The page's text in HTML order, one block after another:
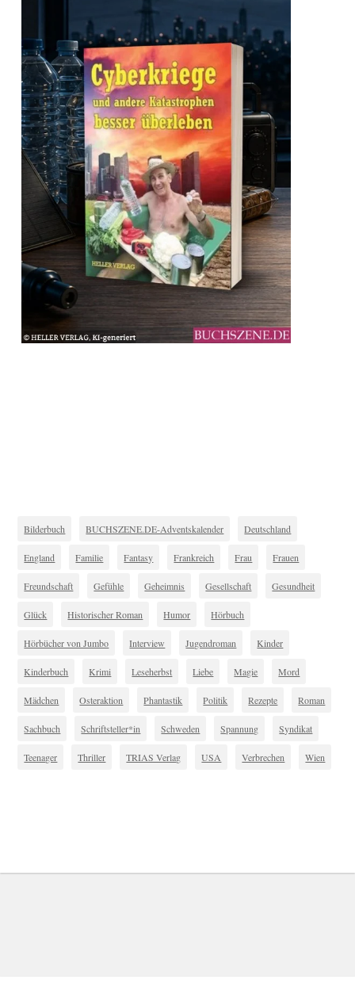
Bilderbuch BUCHSZENE.DE-Adventskalender Deutschland
England Familie Fantasy Frankreich Frau Frauen
Freundschaft Gefühle Geheimnis Gesellschaft Gesundheit
Glück Historischer Roman Humor Hörbuch
Hörbücher von Jumbo Interview Jugendroman Kinder
Kinderbuch Krimi Leseherbst Liebe Magie Mord
Mädchen Osteraktion Phantastik Politik Rezepte Roman
Sachbuch Schriftsteller*in Schweden Spannung Syndikat
Teenager Thriller TRIAS Verlag USA Verbrechen Wien